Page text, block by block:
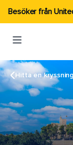
Besöker från
Hitta en kryssning